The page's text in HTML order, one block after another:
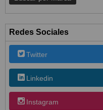
Redes Sociales
Twitter
Linkedin
Instagram